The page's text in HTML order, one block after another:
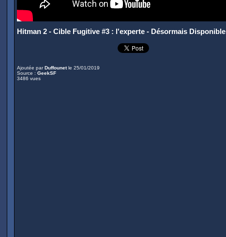
Hitman 2 - Cible Fugitive #3 : l'experte - Désormais Disponible
Ajoutée parDuffounetle 25/01/2019
Source : GeekSF
3486 vues